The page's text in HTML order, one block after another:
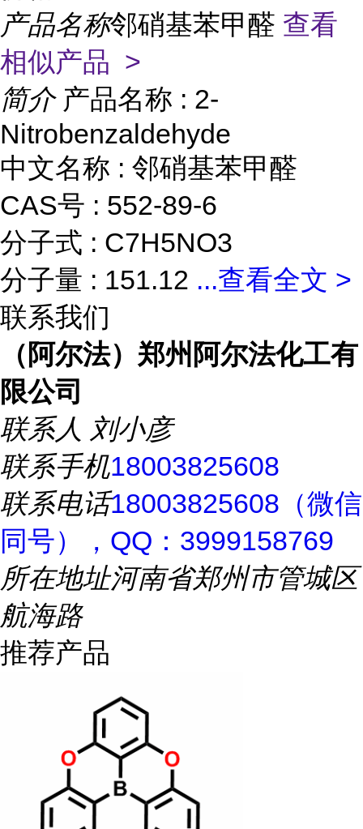
产品名称邻硝基苯甲醛 查看
相似产品 >
简介 产品名称 : 2-
Nitrobenzaldehyde
中文名称 : 邻硝基苯甲醛
CAS号 : 552-89-6
分子式 : C7H5NO3
分子量 : 151.12 ...查看全文 >
联系我们
（阿尔法）郑州阿尔法化工有
限公司
联系人 刘小彦
联系手机18003825608
联系电话18003825608（微信
同号），QQ：3999158769
所在地址河南省郑州市管城区
航海路
推荐产品